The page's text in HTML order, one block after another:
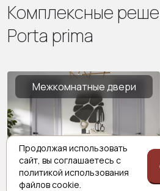
Комплексные
Porta prima
Межкомнатные двери
Продолжая использовать
сайт, вы соглашаетесь с
политикой использования
файлов cookie.